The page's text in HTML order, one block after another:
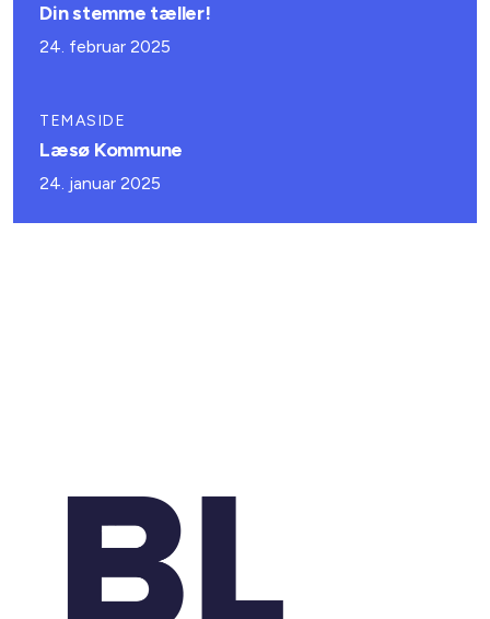
Din stemme tæller!
24. februar 2025
TEMASIDE
Læsø Kommune
24. januar 2025